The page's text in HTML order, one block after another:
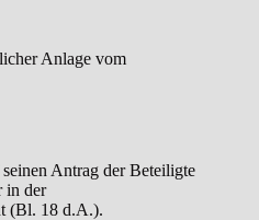
Anlage vom
Antrag der Beteiligte
in der
(Bl. 18 d.A.).